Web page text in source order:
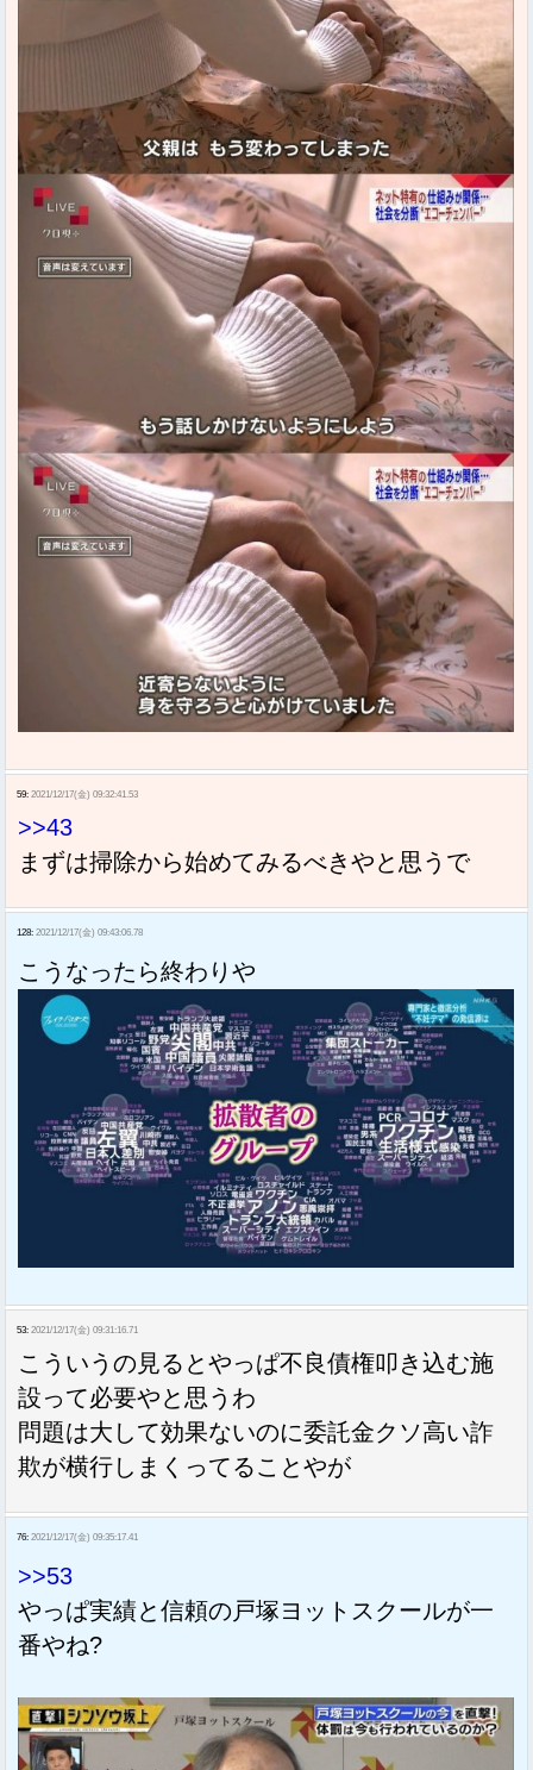
59: 2021/12/17(金) 09:32:41.53
>>43
まずは掃除から始めてみるべきやと思うで
128: 2021/12/17(金) 09:43:06.78
こうなったら終わりや
53: 2021/12/17(金) 09:31:16.71
こういうの見るとやっぱ不良債権叩き込む施
設って必要やと思うわ
問題は大して効果ないのに委託金クソ高い詐
欺が横行しまくってることやが
76: 2021/12/17(金) 09:35:17.41
>>53
やっぱ実績と信頼の戸塚ヨットスクールが一
番やね?